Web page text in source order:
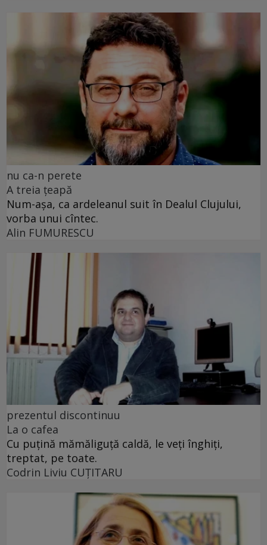
nu ca-n perete
A treia țeapă
Num-așa, ca ardeleanul suit în Dealul Clujului,
vorba unui cîntec.
Alin FUMURESCU
prezentul discontinuu
La o cafea
Cu puţină mămăliguţă caldă, le veţi înghiţi,
treptat, pe toate.
Codrin Liviu CUŢITARU